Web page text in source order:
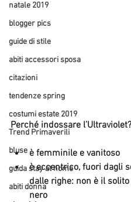
natale 2019
blogger pics
guide di stile
abiti accessori sposa
citazioni
tendenze spring
costumi estate 2019
Trend Primaverili
bluse
guida stay at home
abiti donna
Perché indossare l’Ultraviolet?
è femminile e vanitoso
è eccentrico, fuori dagli
dalle righe: non è il
nero